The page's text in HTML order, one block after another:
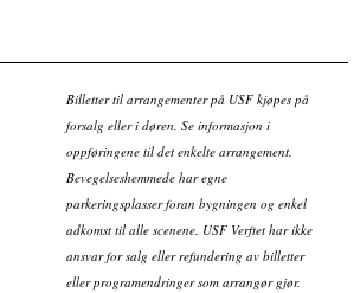
Billetter til arrangementer på USF kjøpes på
forsalg eller i døren. Se informasjon i
oppføringene til det enkelte arrangement.
Bevegelseshemmede har egne
parkeringsplasser foran bygningen og enkel
adkomst til alle scenene. USF Verftet har ikke
ansvar for salg eller refundering av billetter
eller programendringer som arrangør gjør.